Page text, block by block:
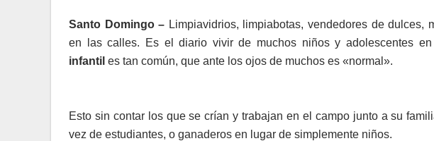
Santo Domingo – Limpiavidrios, limpiabotas, vendedores de dulces,
en las calles. Es el diario vivir de muchos niños y adolescentes
infantil es tan común, que ante los ojos de muchos es «normal».
Esto sin contar los que se crían y trabajan en el campo junto a su
vez de estudiantes, o ganaderos en lugar de simplemente niños.